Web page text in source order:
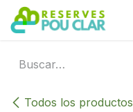
Ir al contenido
Todos los productos